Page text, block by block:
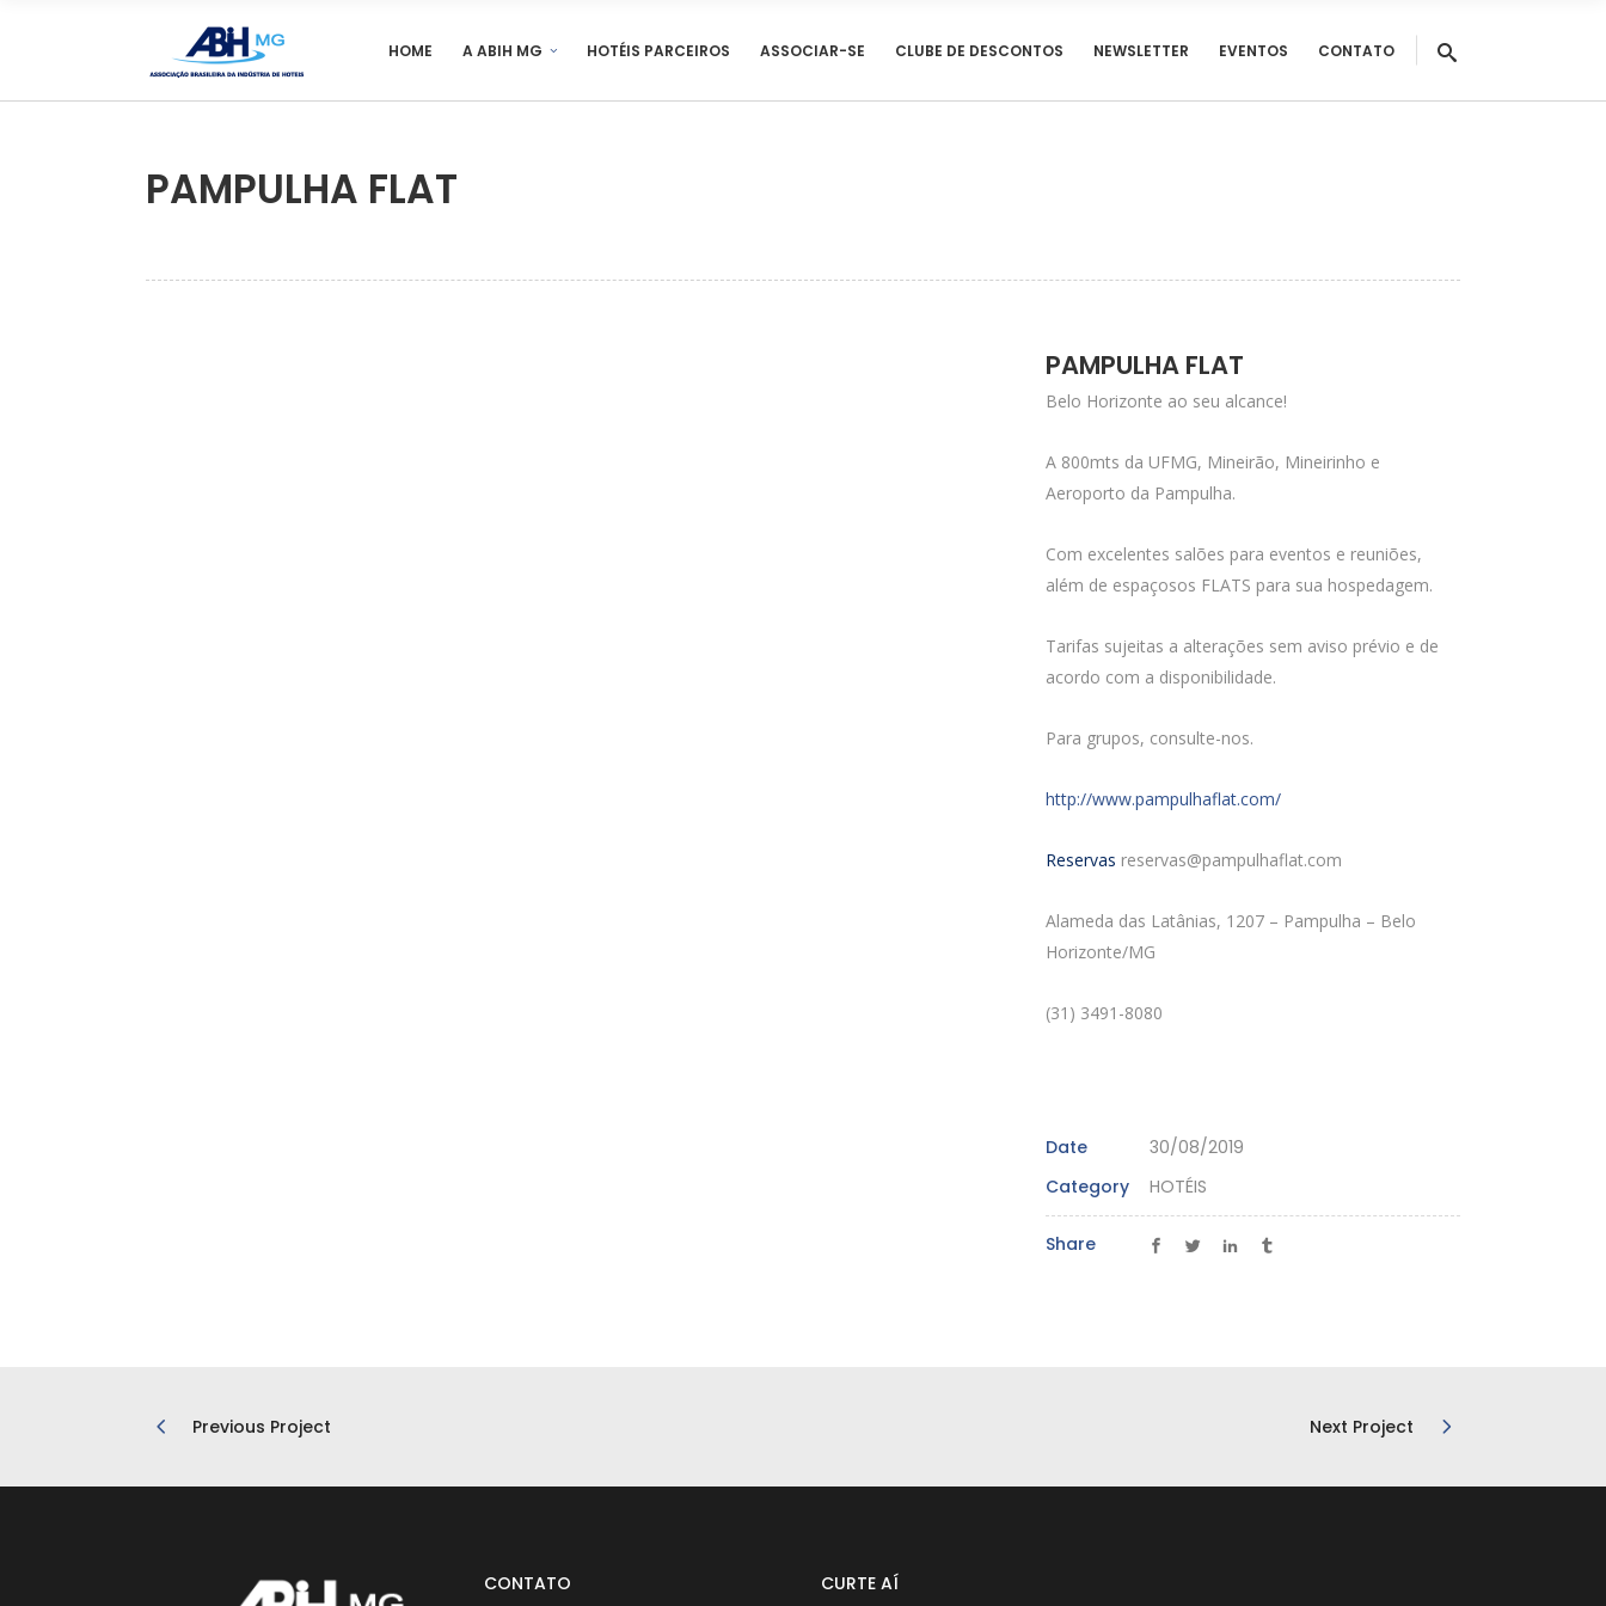
HOME A ABIH MG HOTÉIS PARCEIROS ASSOCIAR-SE CLUBE DE DESCONTOS NEWSLETTER EVENTOS CONTATO
PAMPULHA FLAT
PAMPULHA FLAT
Belo Horizonte ao seu alcance!
A 800mts da UFMG, Mineirão, Mineirinho e
Aeroporto da Pampulha.
Com excelentes salões para eventos e reuniões,
além de espaçosos FLATS para sua hospedagem.
Tarifas sujeitas a alterações sem aviso prévio e de
acordo com a disponibilidade.
Para grupos, consulte-nos.
http://www.pampulhaflat.com/
Reservas reservas@pampulhaflat.com
Alameda das Latânias, 1207 – Pampulha – Belo
Horizonte/MG
(31) 3491-8080
Date
30/08/2019
Category
HOTÉIS
Share
Previous Project Next Project
CONTATO CURTE AÍ